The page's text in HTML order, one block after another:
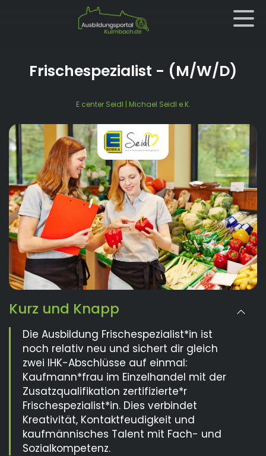
Frischespezialist - (M/W/D)
E center Seidl | Michael Seidl e.K.
Kurz und Knapp
Die Ausbildung Frischespezialist*in ist
noch relativ neu und sichert dir gleich
zwei IHK-Abschlüsse auf einmal:
Kaufmann*frau im Einzelhandel mit der
Zusatzqualifikation zertifizierte*r
Frischespezialist*in. Dies verbindet
Kreativität, Kontaktfeudigkeit und
kaufmännisches Talent mit Fach- und
Sozialkompetenz.